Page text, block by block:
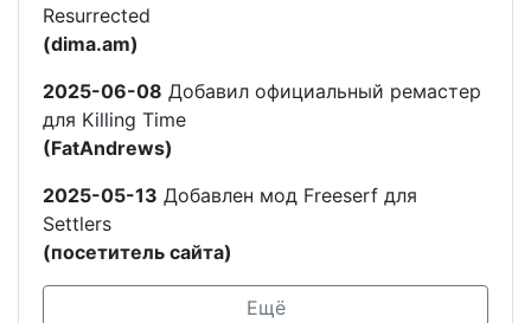
Resurrected
(dima.am)
2025-06-08 Добавил официальный ремастер
для Killing Time
(FatAndrews)
2025-05-13 Добавлен мод Freeserf для
Settlers
(посетитель сайта)
Ещё